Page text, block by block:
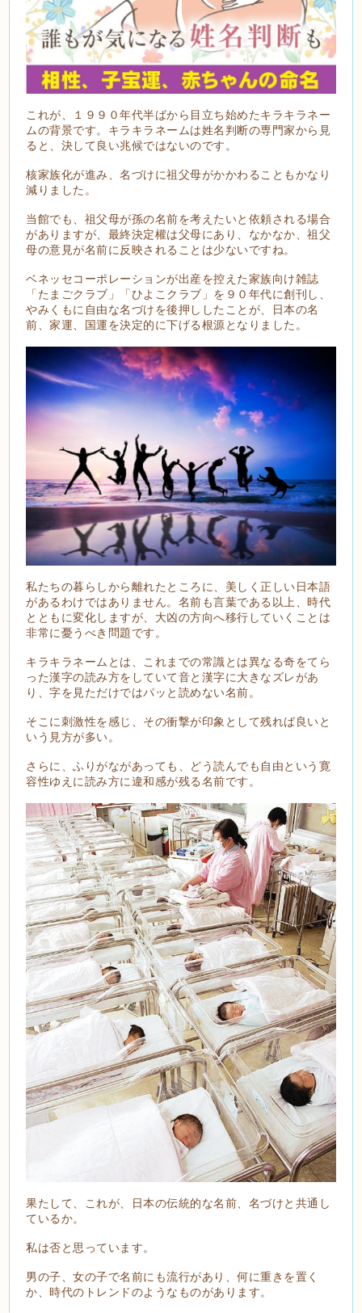
これが、１９９０年代半ばから目立ち始めたキラキラネー
ムの背景です。キラキラネームは姓名判断の専門家から見
ると、決して良い兆候ではないのです。
核家族化が進み、名づけに祖父母がかかわることもかなり
減りました。
当館でも、祖父母が孫の名前を考えたいと依頼される場合
がありますが、最終決定權は父母にあり、なかなか、祖父
母の意見が名前に反映されることは少ないですね。
ベネッセコーポレーションが出産を控えた家族向け雑誌
「たまごクラブ」「ひよこクラブ」を９０年代に創刊し、
やみくもに自由な名づけを後押ししたことが、日本の名
前、家運、国運を決定的に下げる根源となりました。
私たちの暮らしから離れたところに、美しく正しい日本語
があるわけではありません。名前も言葉である以上、時代
とともに変化しますが、大凶の方向へ移行していくことは
非常に憂うべき問題です。
キラキラネームとは、これまでの常識とは異なる奇をてら
った漢字の読み方をしていて音と漢字に大きなズレがあ
り、字を見ただけではパッと読めない名前。
そこに刺激性を感じ、その衝撃が印象として残れば良いと
いう見方が多い。
さらに、ふりがながあっても、どう読んでも自由という寛
容性ゆえに読み方に違和感が残る名前です。
果たして、これが、日本の伝統的な名前、名づけと共通し
ているか。
私は否と思っています。
男の子、女の子で名前にも流行があり、何に重きを置く
か、時代のトレンドのようなものがあります。